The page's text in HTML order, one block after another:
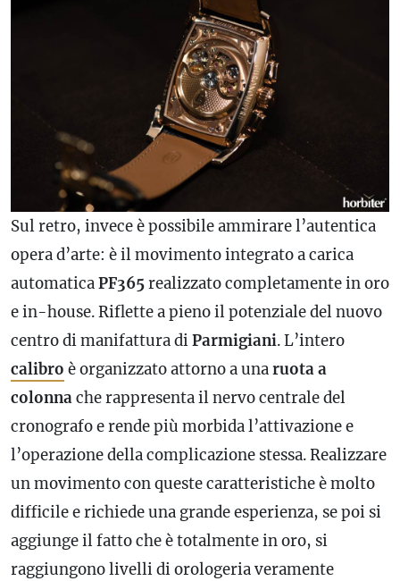
Sul retro, invece è possibile ammirare l’autentica
opera d’arte: è il movimento integrato a carica
automaticaPF365realizzato completamente in oro
e in-house. Riflette a pieno il potenziale del nuovo
centro di manifattura diParmigiani. L’intero
calibro è organizzato attorno a unaruota a
colonnache rappresenta il nervo centrale del
cronografoe rende più morbida l’attivazione e
l’operazione dellacomplicazione stessa. Realizzare
un movimento con queste caratteristiche è molto
difficile e richiede una grande esperienza, se poi si
aggiunge il fatto che è totalmente in oro, si
raggiungono livelli di orologeria veramente